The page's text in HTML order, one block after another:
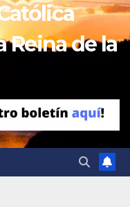
Reina de la